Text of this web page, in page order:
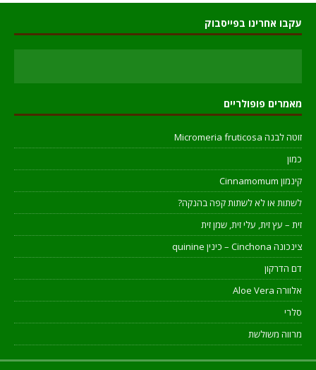
עקבו אחרינו בפייסבוק
מאמרים פופולריים
זוטה לבנה Micromeria fruticosa
כמון
קינמון Cinnamomum
לשתות או לא לשתות קפה בהנקה?
זית – עץ זית, עלי זית, שמן זית
צינכונה Cinchona – כינין quinine
דם הדרקון
אלוורה Aloe Vera
סלרי
מרווה משולשת